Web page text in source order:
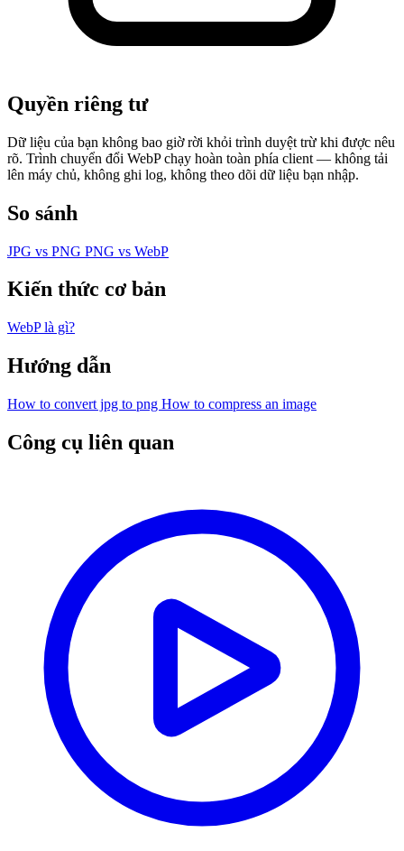
Quyền riêng tư
Dữ liệu của bạn không bao giờ rời khỏi trình duyệt trừ khi được nêu
rõ. Trình chuyển đổi WebP chạy hoàn toàn phía client — không tải
lên máy chủ, không ghi log, không theo dõi dữ liệu bạn nhập.
So sánh
JPG vs PNG PNG vs WebP
Kiến thức cơ bản
WebP là gì?
Hướng dẫn
How to convert jpg to png How to compress an image
Công cụ liên quan